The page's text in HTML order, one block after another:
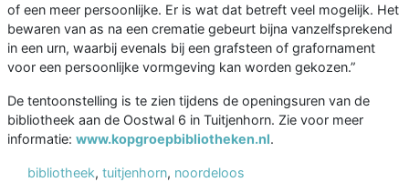
of een meer persoonlijke. Er is wat dat betreft veel mogelijk. Het
bewaren van as na een crematie gebeurt bijna vanzelfsprekend
in een urn, waarbij evenals bij een grafsteen of grafornament
voor een persoonlijke vormgeving kan worden gekozen.”
De tentoonstelling is te zien tijdens de openingsuren van de
bibliotheek aan de Oostwal 6 in Tuitjenhorn. Zie voor meer
informatie: www.kopgroepbibliotheken.nl.
bibliotheek, tuitjenhorn, noordeloos